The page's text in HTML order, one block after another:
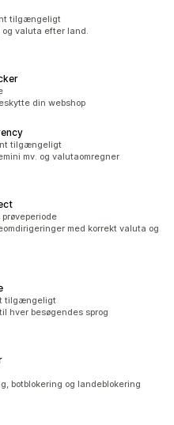
tilgængeligt
og valuta efter land.
din webshop
tilgængeligt
mv. og valutaomregner
med korrekt valuta og
tilgængeligt
hver besøgendes sprog
botblokering og landeblokering